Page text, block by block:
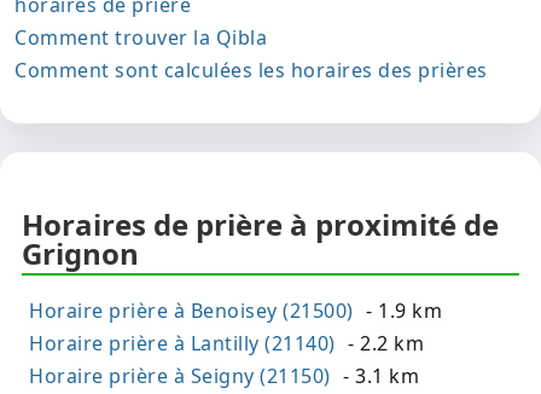
horaires de prière
Comment trouver la Qibla
Comment sont calculées les horaires des prières
Horaires de prière à proximité de
Grignon
Horaire prière à Benoisey (21500) - 1.9 km
Horaire prière à Lantilly (21140) - 2.2 km
Horaire prière à Seigny (21150) - 3.1 km